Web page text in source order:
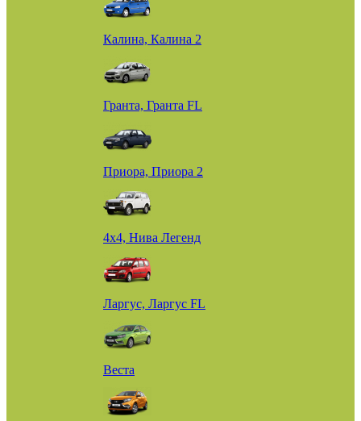
Калина, Калина 2
Гранта, Гранта FL
Приора, Приора 2
4х4, Нива Легенд
Ларгус, Ларгус FL
Веста